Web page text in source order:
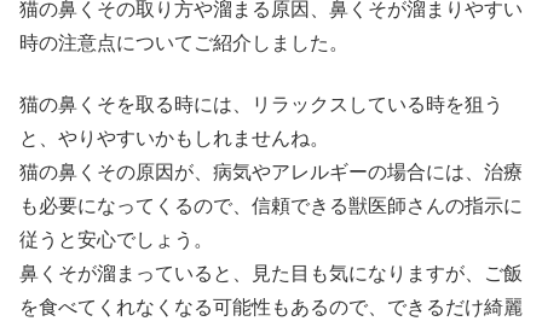
猫の鼻くその取り方や溜まる原因、鼻くそが溜まりやすい
時の注意点についてご紹介しました。
猫の鼻くそを取る時には、リラックスしている時を狙う
と、やりやすいかもしれませんね。
猫の鼻くその原因が、病気やアレルギーの場合には、治療
も必要になってくるので、信頼できる獣医師さんの指示に
従うと安心でしょう。
鼻くそが溜まっていると、見た目も気になりますが、ご飯
を食べてくれなくなる可能性もあるので、できるだけ綺麗